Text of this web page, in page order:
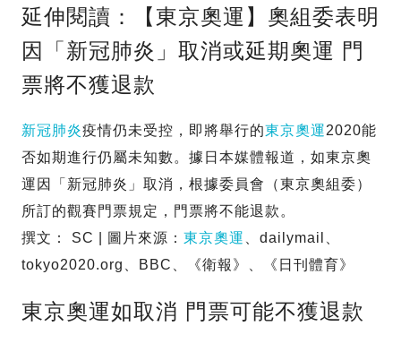
延伸閱讀：【東京奧運】奧組委表明
因「新冠肺炎」取消或延期奧運 門
票將不獲退款
新冠肺炎疫情仍未受控，即將舉行的東京奧運2020能
否如期進行仍屬未知數。據日本媒體報道，如東京奧
運因「新冠肺炎」取消，根據委員會（東京奧組委）
所訂的觀賽門票規定，門票將不能退款。
撰文： SC | 圖片來源： 東京奧運 、dailymail、
tokyo2020.org、BBC、《衛報》、《日刊體育》
東京奧運如取消 門票可能不獲退款